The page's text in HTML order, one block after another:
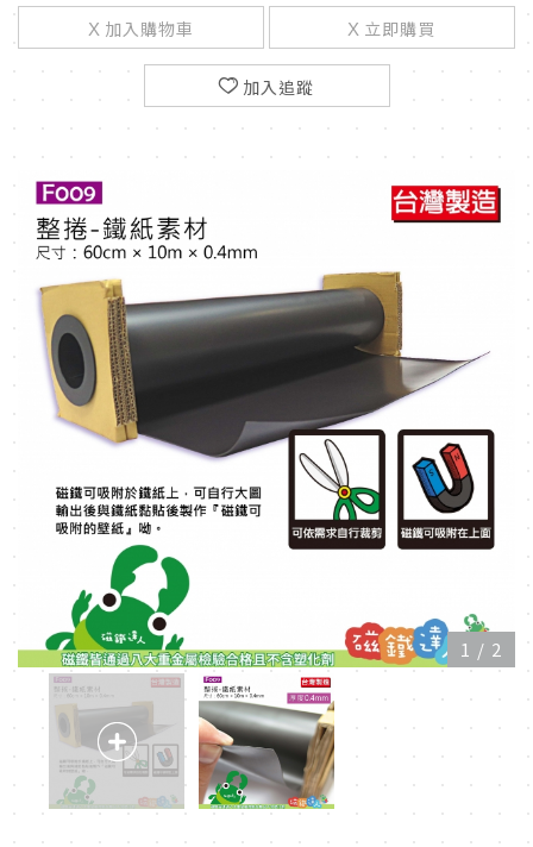
加入購物車 立即購買
加入追蹤
1 / 2